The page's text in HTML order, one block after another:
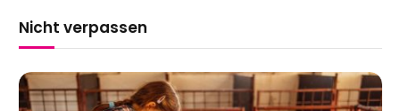
Nicht verpassen